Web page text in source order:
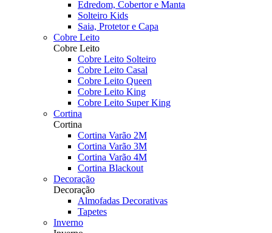
Edredom, Cobertor e Manta
Solteiro Kids
Saia, Protetor e Capa
Cobre Leito
Cobre Leito
Cobre Leito Solteiro
Cobre Leito Casal
Cobre Leito Queen
Cobre Leito King
Cobre Leito Super King
Cortina
Cortina
Cortina Varão 2M
Cortina Varão 3M
Cortina Varão 4M
Cortina Blackout
Decoração
Decoração
Almofadas Decorativas
Tapetes
Inverno